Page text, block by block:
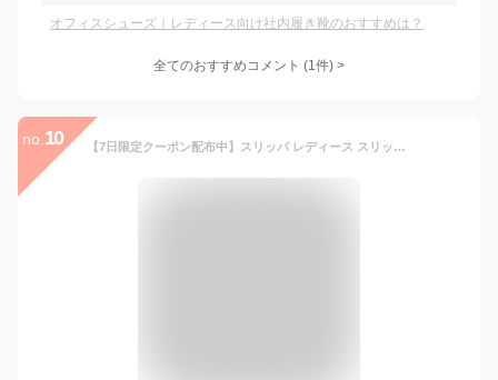
オフィスシューズ｜レディース向け社内履き靴のおすすめは？
全てのおすすめコメント (1件) >
no. 10 【7日限定クーポン配布中】スリッパ レディース スリッパ サンダル ルームシューズ 軽量 歩きやすい おしゃれ かかとなし カジュアル 室内 かわいい おしゃれ 室内履き シンプル 北欧 滑り止め オフィス 素足 室内履き ルームスリッパ 母の日 涼しい 蒸れない おしゃれ 春用